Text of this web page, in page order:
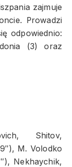
zajmuje
Prowadzi
odpowiednio:
(3) oraz
Shitov,
M. Volodko
Nekhaychik,